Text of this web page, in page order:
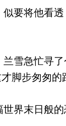
要将他看
雪急忙寻
脚步匆匆的
界末日般的